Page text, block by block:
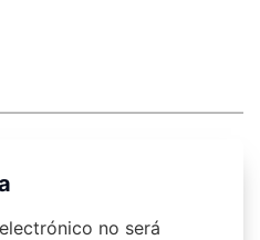
no será